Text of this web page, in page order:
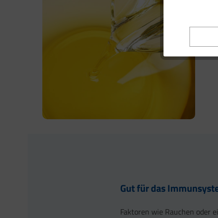
Gut für das
Faktoren wie Rauchen oder